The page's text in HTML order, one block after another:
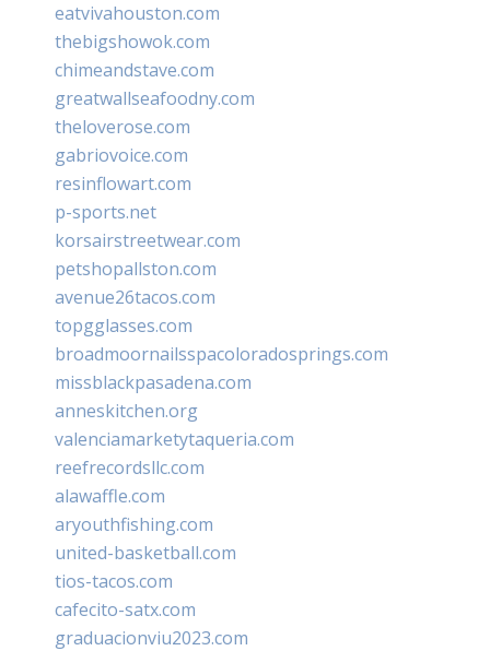
eatvivahouston.com
thebigshowok.com
chimeandstave.com
greatwallseafoodny.com
theloverose.com
gabriovoice.com
resinflowart.com
p-sports.net
korsairstreetwear.com
petshopallston.com
avenue26tacos.com
topgglasses.com
broadmoornailsspacoloradosprings.com
missblackpasadena.com
anneskitchen.org
valenciamarketytaqueria.com
reefrecordsllc.com
alawaffle.com
aryouthfishing.com
united-basketball.com
tios-tacos.com
cafecito-satx.com
graduacionviu2023.com